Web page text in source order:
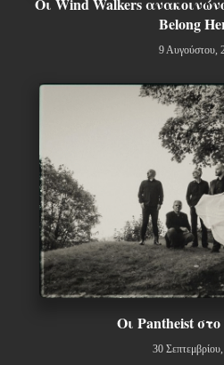
Belong
9 Αυγούστου,
Οι Pantheist
30